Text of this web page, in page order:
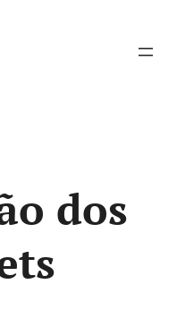
dos